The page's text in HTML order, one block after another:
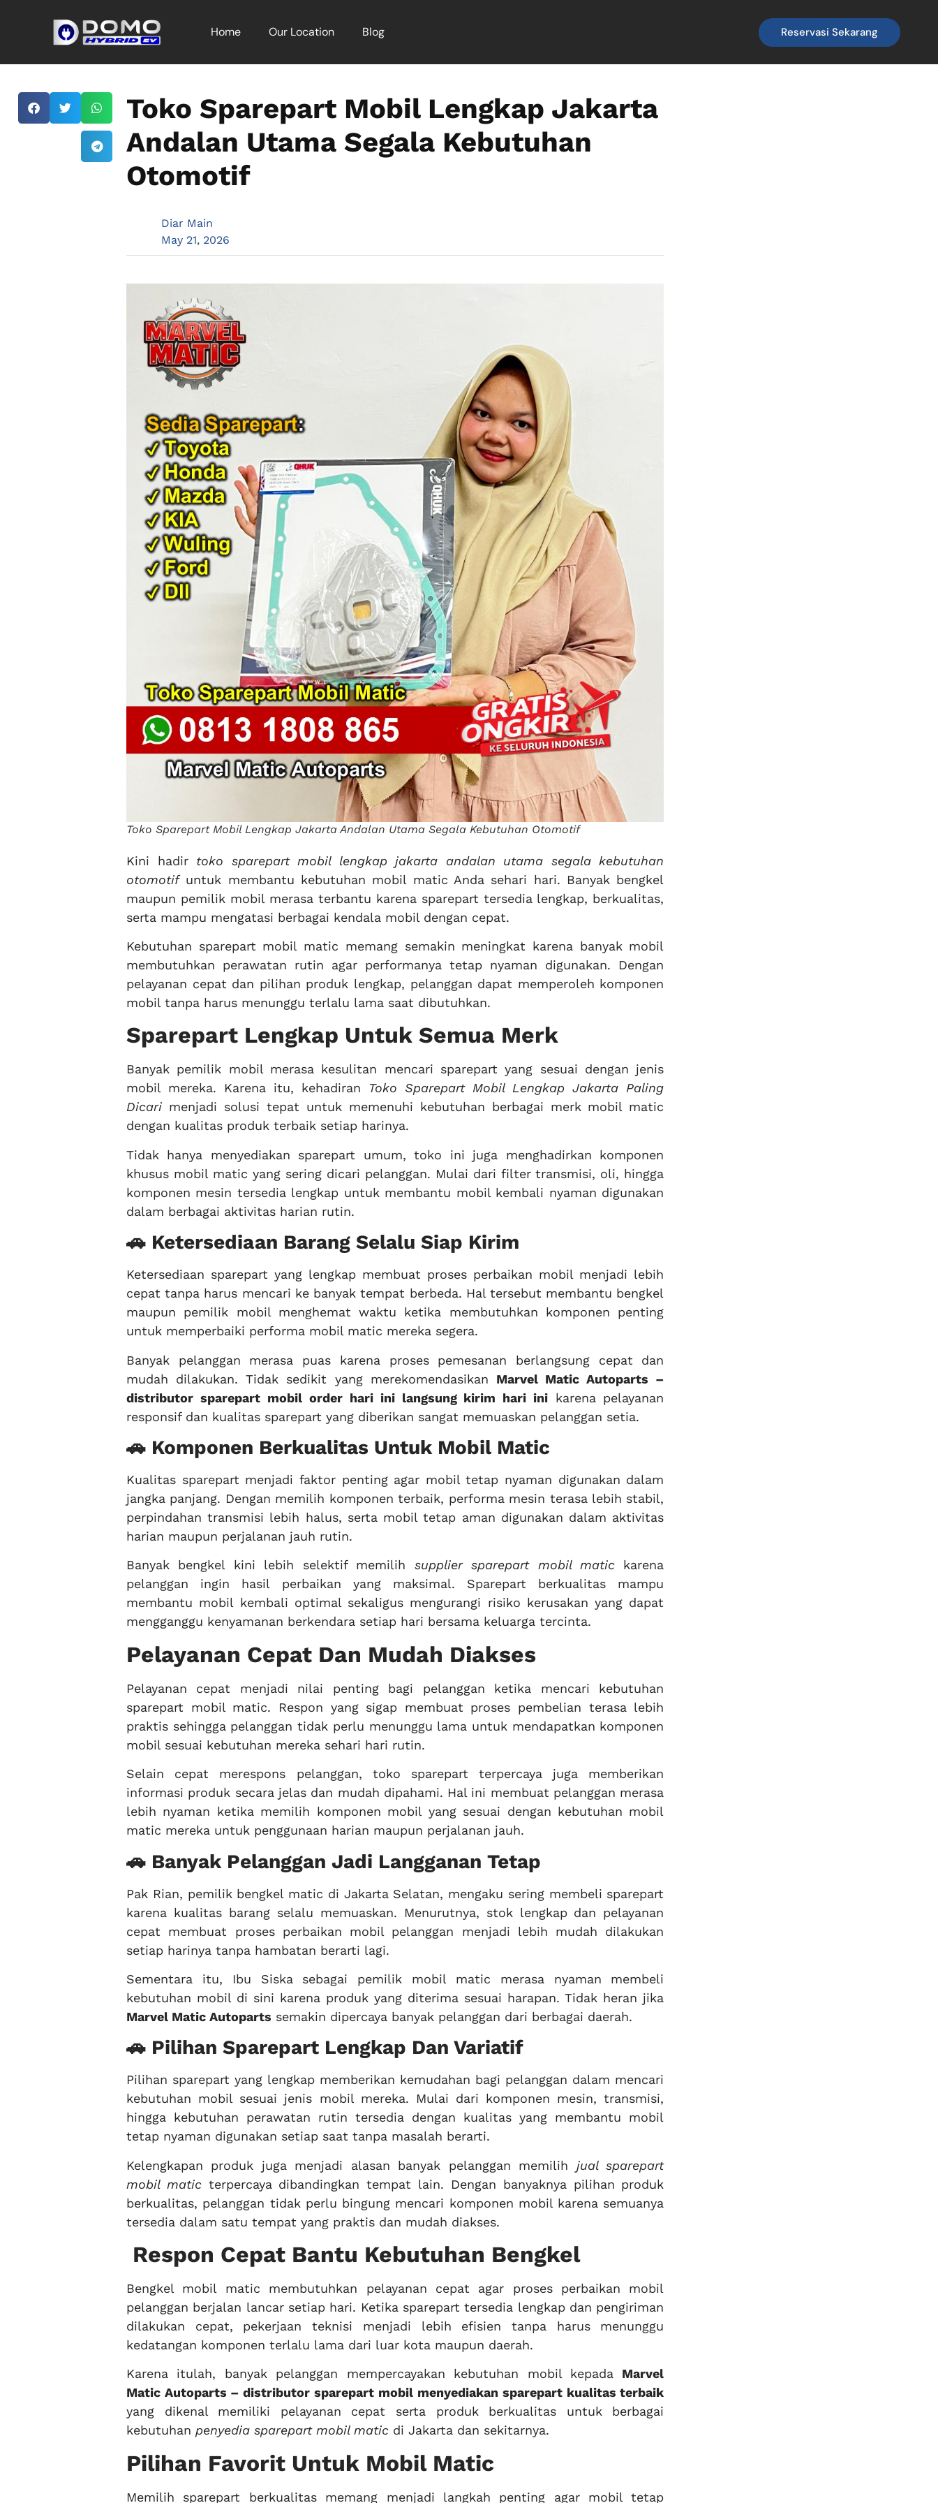
Home Our Location Blog Reservasi Sekarang
Toko Sparepart Mobil Lengkap Jakarta
Andalan Utama Segala Kebutuhan
Otomotif
Diar Main
May 21, 2026
Toko Sparepart Mobil Lengkap Jakarta Andalan Utama Segala Kebutuhan Otomotif
Kini hadir toko sparepart mobil lengkap jakarta andalan utama segala kebutuhan
otomotifuntuk membantu kebutuhan mobil matic Anda sehari hari. Banyak bengkel
maupun pemilik mobil merasa terbantu karena sparepart tersedia lengkap, berkualitas,
serta mampu mengatasi berbagai kendala mobil dengan cepat.
Kebutuhan sparepart mobil matic memang semakin meningkat karena banyak mobil
membutuhkan perawatan rutin agar performanya tetap nyaman digunakan. Dengan
pelayanan cepat dan pilihan produk lengkap, pelanggan dapat memperoleh komponen
mobil tanpa harus menunggu terlalu lama saat dibutuhkan.
Sparepart Lengkap Untuk Semua Merk
Banyak pemilik mobil merasa kesulitan mencari sparepart yang sesuai dengan jenis
mobil mereka. Karena itu, kehadiran Toko Sparepart Mobil Lengkap Jakarta Paling
Dicari menjadi solusi tepat untuk memenuhi kebutuhan berbagai merk mobil matic
dengan kualitas produk terbaik setiap harinya.
Tidak hanya menyediakan sparepart umum, toko ini juga menghadirkan komponen
khusus mobil matic yang sering dicari pelanggan. Mulai dari filter transmisi, oli, hingga
komponen mesin tersedia lengkap untuk membantu mobil kembali nyaman digunakan
dalam berbagai aktivitas harian rutin.
🚗 Ketersediaan Barang Selalu Siap Kirim
Ketersediaan sparepart yang lengkap membuat proses perbaikan mobil menjadi lebih
cepat tanpa harus mencari ke banyak tempat berbeda. Hal tersebut membantu bengkel
maupun pemilik mobil menghemat waktu ketika membutuhkan komponen penting
untuk memperbaiki performa mobil matic mereka segera.
Banyak pelanggan merasa puas karena proses pemesanan berlangsung cepat dan
mudah dilakukan. Tidak sedikit yang merekomendasikan Marvel Matic Autoparts –
distributor sparepart mobil order hari ini langsung kirim hari inikarena pelayanan
responsif dan kualitas sparepart yang diberikan sangat memuaskan pelanggan setia.
🚗 Komponen Berkualitas Untuk Mobil Matic
Kualitas sparepart menjadi faktor penting agar mobil tetap nyaman digunakan dalam
jangka panjang. Dengan memilih komponen terbaik, performa mesin terasa lebih stabil,
perpindahan transmisi lebih halus, serta mobil tetap aman digunakan dalam aktivitas
harian maupun perjalanan jauh rutin.
Banyak bengkel kini lebih selektif memilih supplier sparepart mobil matickarena
pelanggan ingin hasil perbaikan yang maksimal. Sparepart berkualitas mampu
membantu mobil kembali optimal sekaligus mengurangi risiko kerusakan yang dapat
mengganggu kenyamanan berkendara setiap hari bersama keluarga tercinta.
Pelayanan Cepat Dan Mudah Diakses
Pelayanan cepat menjadi nilai penting bagi pelanggan ketika mencari kebutuhan
sparepart mobil matic. Respon yang sigap membuat proses pembelian terasa lebih
praktis sehingga pelanggan tidak perlu menunggu lama untuk mendapatkan komponen
mobil sesuai kebutuhan mereka sehari hari rutin.
Selain cepat merespons pelanggan, toko sparepart terpercaya juga memberikan
informasi produk secara jelas dan mudah dipahami. Hal ini membuat pelanggan merasa
lebih nyaman ketika memilih komponen mobil yang sesuai dengan kebutuhan mobil
matic mereka untuk penggunaan harian maupun perjalanan jauh.
🚗 Banyak Pelanggan Jadi Langganan Tetap
Pak Rian, pemilik bengkel matic di Jakarta Selatan, mengaku sering membeli sparepart
karena kualitas barang selalu memuaskan. Menurutnya, stok lengkap dan pelayanan
cepat membuat proses perbaikan mobil pelanggan menjadi lebih mudah dilakukan
setiap harinya tanpa hambatan berarti lagi.
Sementara itu, Ibu Siska sebagai pemilik mobil matic merasa nyaman membeli
kebutuhan mobil di sini karena produk yang diterima sesuai harapan. Tidak heran jika
Marvel Matic Autoparts semakin dipercaya banyak pelanggan dari berbagai daerah.
🚗 Pilihan Sparepart Lengkap Dan Variatif
Pilihan sparepart yang lengkap memberikan kemudahan bagi pelanggan dalam mencari
kebutuhan mobil sesuai jenis mobil mereka. Mulai dari komponen mesin, transmisi,
hingga kebutuhan perawatan rutin tersedia dengan kualitas yang membantu mobil
tetap nyaman digunakan setiap saat tanpa masalah berarti.
Kelengkapan produk juga menjadi alasan banyak pelanggan memilih jual sparepart
mobil maticterpercaya dibandingkan tempat lain. Dengan banyaknya pilihan produk
berkualitas, pelanggan tidak perlu bingung mencari komponen mobil karena semuanya
tersedia dalam satu tempat yang praktis dan mudah diakses.
Respon Cepat Bantu Kebutuhan Bengkel
Bengkel mobil matic membutuhkan pelayanan cepat agar proses perbaikan mobil
pelanggan berjalan lancar setiap hari. Ketika sparepart tersedia lengkap dan pengiriman
dilakukan cepat, pekerjaan teknisi menjadi lebih efisien tanpa harus menunggu
kedatangan komponen terlalu lama dari luar kota maupun daerah.
Karena itulah, banyak pelanggan mempercayakan kebutuhan mobil kepada Marvel
Matic Autoparts – distributor sparepart mobil menyediakan sparepart kualitas terbaik
yang dikenal memiliki pelayanan cepat serta produk berkualitas untuk berbagai
kebutuhan penyedia sparepart mobil matic di Jakarta dan sekitarnya.
Pilihan Favorit Untuk Mobil Matic
Memilih sparepart berkualitas memang menjadi langkah penting agar mobil tetap